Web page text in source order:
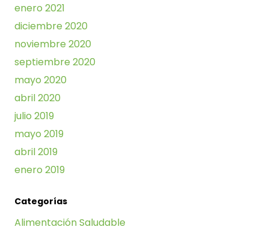
enero 2021
diciembre 2020
noviembre 2020
septiembre 2020
mayo 2020
abril 2020
julio 2019
mayo 2019
abril 2019
enero 2019
Categorías
Alimentación Saludable